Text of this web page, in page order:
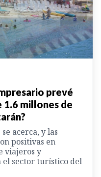
prevé
1.6 millones de
acerca, y las
positivas en
viajeros y
el sector turístico del